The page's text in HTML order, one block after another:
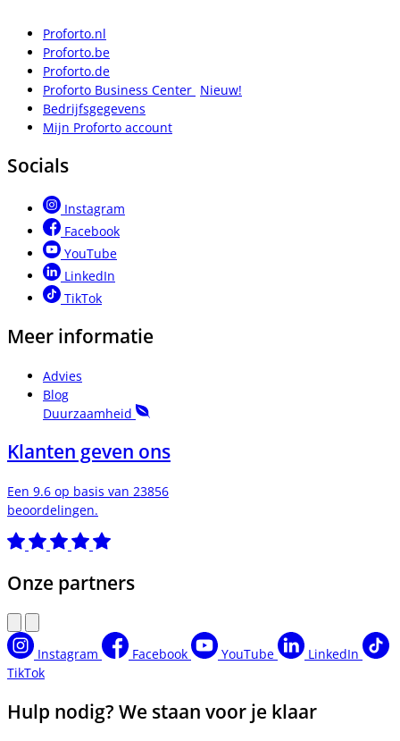
Proforto.nl
Proforto.be
Proforto.de
Proforto Business Center Nieuw!
Bedrijfsgegevens
Mijn Proforto account
Socials
Instagram
Facebook
YouTube
LinkedIn
TikTok
Meer informatie
Advies
Blog
Duurzaamheid
Klanten geven ons
Een 9.6 op basis van 23856
beoordelingen.
Onze partners
Instagram Facebook YouTube
LinkedIn
TikTok
Hulp nodig? We staan voor je klaar